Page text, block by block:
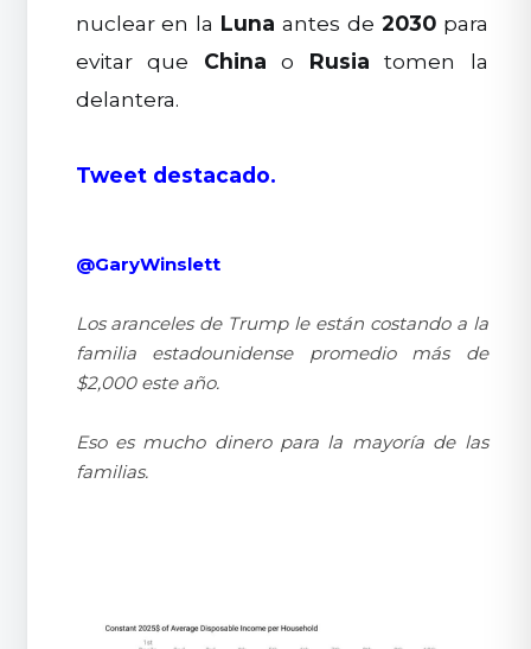
nuclear en la Luna antes de 2030para
evitar que China o Rusia tomen la
delantera.
Tweet destacado.
@GaryWinslett
Los aranceles de Trump le están costando a la
familia estadounidense promedio más de
$2,000 este año.
Eso es mucho dinero para la mayoría de las
familias.